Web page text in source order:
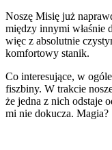
Noszę Misię już
między innymi właśnie
więc z absolutnie
komfortowy stanik.
Co interesujące, w
fiszbiny. W trakcie
że jedna z nich odstaje
mi nie dokucza. Magia?